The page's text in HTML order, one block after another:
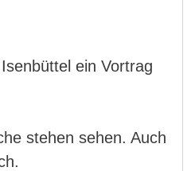
ein Vortrag
stehen sehen. Auch